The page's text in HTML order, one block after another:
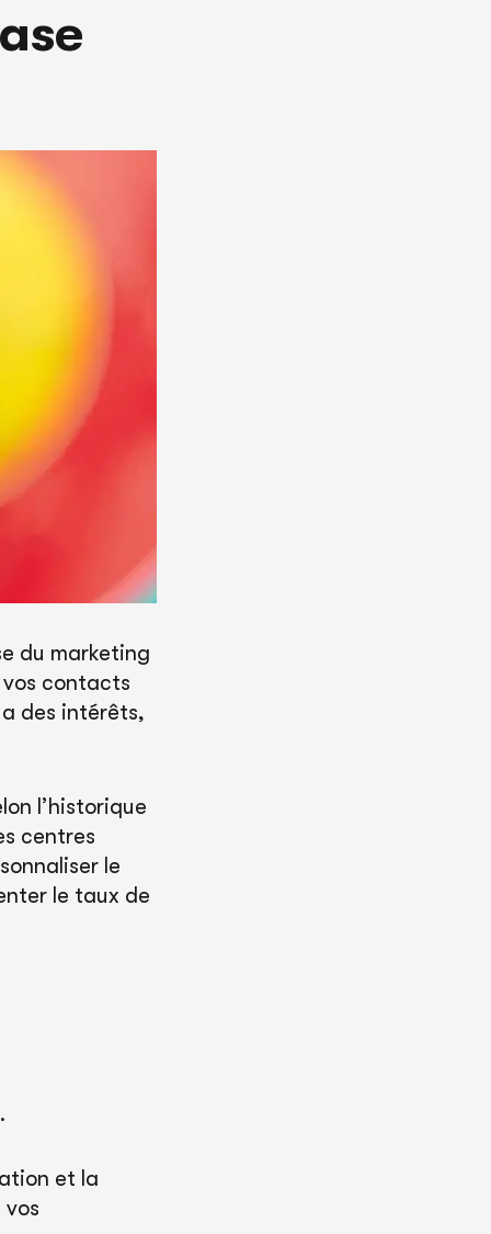
du marketing
vos contacts
des intérêts,
l’historique
centres
le
le taux de
et la